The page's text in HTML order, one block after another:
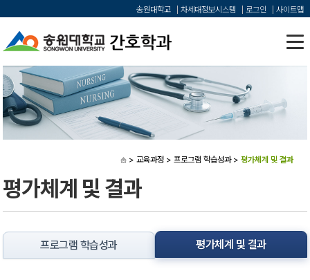
송원대학교 차세대정보시스템 로그인 사이트맵
> 교육과정> 프로그램 학습성과> 평가체계 및 결과
평가체계 및 결과
프로그램 학습성과 평가체계 및 결과